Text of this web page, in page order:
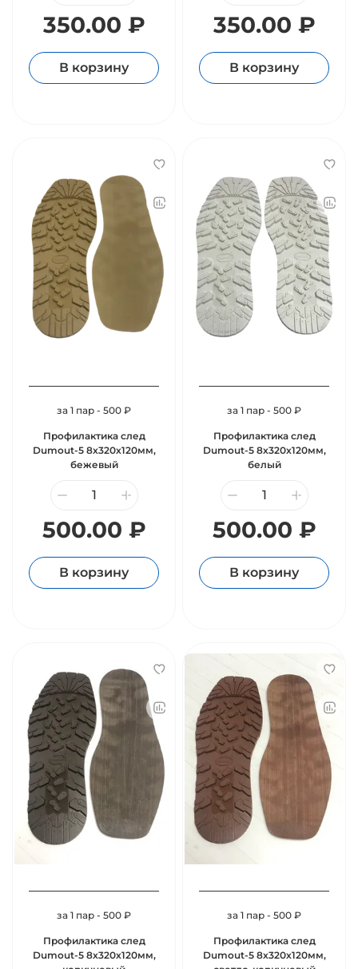
350.00 ₽
В корзину
350.00 ₽
В корзину
за 1 пар - 500 ₽
Профилактика след
Dumout-5 8х320х120мм,
бежевый
500.00 ₽
В корзину
за 1 пар - 500 ₽
Профилактика след
Dumout-5 8х320х120мм,
белый
500.00 ₽
В корзину
за 1 пар - 500 ₽
Профилактика след
Dumout-5 8х320х120мм,
за 1 пар - 500 ₽
Профилактика след
Dumout-5 8х320х120мм,